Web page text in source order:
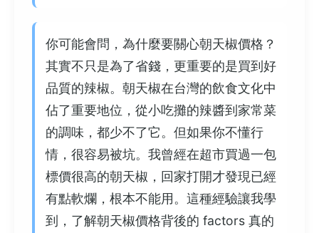
你可能會問，為什麼要關心朝天椒價格？
其實不只是為了省錢，更重要的是買到好
品質的辣椒。朝天椒在台灣的飲食文化中
佔了重要地位，從小吃攤的辣醬到家常菜
的調味，都少不了它。但如果你不懂行
情，很容易被坑。我曾經在超市買過一包
標價很高的朝天椒，回家打開才發現已經
有點軟爛，根本不能用。這種經驗讓我學
到，了解朝天椒價格背後的 factors 真的